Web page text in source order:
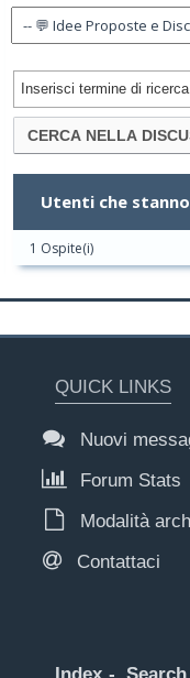
Utenti che
1 Ospite(i)
QUICK LINKS
Nuovi
Forum Stats
Modalità
Contattaci